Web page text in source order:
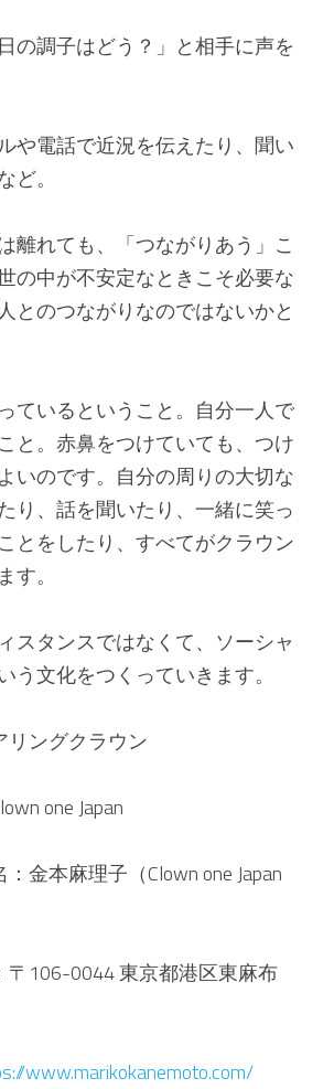
の調子はどう？」と相手に声を
や電話で近況を伝えたり、聞い
ど。
離れても、「つながりあう」こ
の中が不安定なときこそ必要な
とのつながりなのではないかと
ているということ。自分一人で
と。赤鼻をつけていても、つけ
いのです。自分の周りの大切な
り、話を聞いたり、一緒に笑っ
とをしたり、すべてがクラウン
す。
スタンスではなくて、ソーシャ
う文化をつくっていきます。
リングクラウン
one Japan
金本麻理子（Clown one Japan
〒106-0044 東京都港区東麻布
www.marikokanemoto.com/